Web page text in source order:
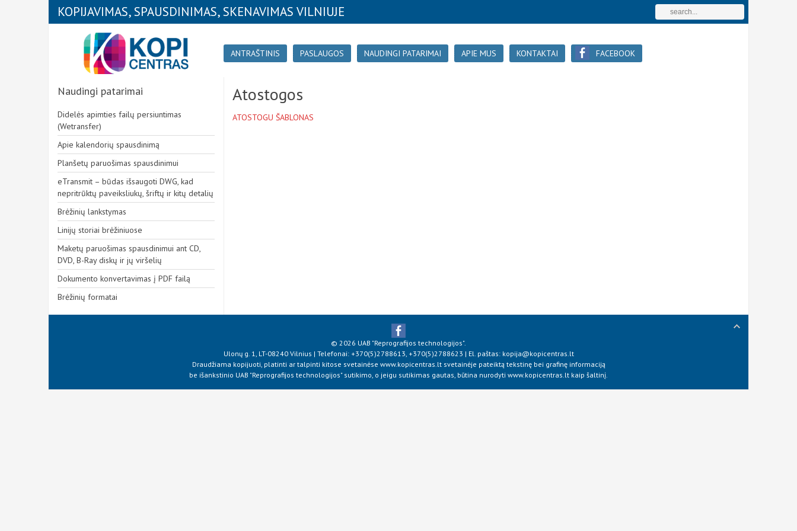
KOPIJAVIMAS, SPAUSDINIMAS, SKENAVIMAS VILNIUJE
ANTRAŠTINIS PASLAUGOS NAUDINGI PATARIMAI APIE MUS KONTAKTAI FACEBOOK
Atostogos
ATOSTOGU ŠABLONAS
Naudingi patarimai
Didelės apimties failų persiuntimas
(Wetransfer)
Apie kalendorių spausdinimą
Planšetų paruošimas spausdinimui
eTransmit – būdas išsaugoti DWG, kad
nepritrūktų paveiksliukų, šriftų ir kitų detalių
Brėžinių lankstymas
Linijų storiai brėžiniuose
Maketų paruošimas spausdinimui ant CD,
DVD, B-Ray diskų ir jų viršelių
Dokumento konvertavimas į PDF failą
Brėžinių formatai
© 2026 UAB "Reprografijos technologijos".
Ulonų g. 1, LT-08240 Vilnius | Telefonai: +370(5)2788613, +370(5)2788623 | El. paštas: kopija@kopicentras.lt
Draudžiama kopijuoti, platinti ar talpinti kitose svetainėse www.kopicentras.lt svetainėje pateiktą tekstinę bei grafinę informaciją
be išankstinio UAB "Reprografijos technologijos" sutikimo, o jeigu sutikimas gautas, būtina nurodyti www.kopicentras.lt kaip šaltinį.